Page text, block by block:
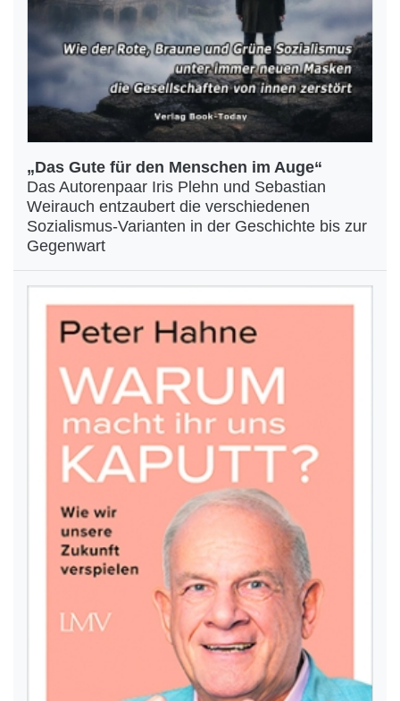
„Das Gute für den Menschen im Auge“
Das Autorenpaar Iris Plehn und Sebastian
Weirauch entzaubert die verschiedenen
Sozialismus-Varianten in der Geschichte bis zur
Gegenwart